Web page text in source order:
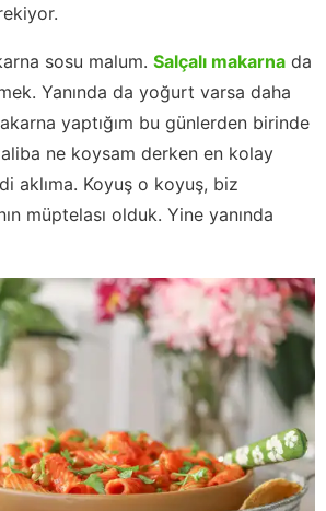
sosu malum. Salçalı makarna da
Yanında da yoğurt varsa daha
yaptığım bu günlerden birinde
ne koysam derken en kolay
aklıma. Koyuş o koyuş, biz
müptelası olduk. Yine yanında